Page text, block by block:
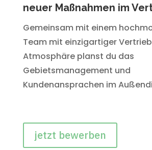
neuer Maßnahmen im
Gemeinsam mit einem
Team mit einzigartiger
Atmosphäre planst du das
Gebietsmanagement und
Kundenansprachen im
jetzt bewerben